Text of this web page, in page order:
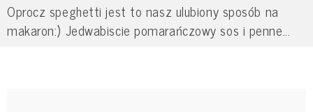
Oprocz speghetti jest to nasz ulubiony sposób na
makaron:) Jedwabiscie pomarańczowy sos i penne...